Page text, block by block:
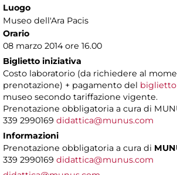
Luogo
Museo dell'Ara Pacis
Orario
08 marzo 2014 ore 16.00
Biglietto iniziativa
Costo laboratorio (da richiedere al
prenotazione) + pagamento del
museo secondo tariffazione vigente.
Prenotazione obbligatoria a cura di
339 2990169 didattica@munus.com
Informazioni
Prenotazione obbligatoria a cura di
339 2990169 didattica@munus.com